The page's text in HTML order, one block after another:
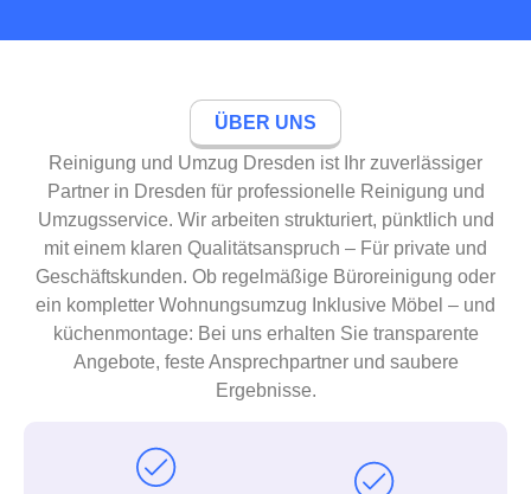
ÜBER UNS
Reinigung und Umzug Dresden ist Ihr zuverlässiger
Partner in Dresden für professionelle Reinigung und
Umzugsservice. Wir arbeiten strukturiert, pünktlich und
mit einem klaren Qualitätsanspruch – Für private und
Geschäftskunden. Ob regelmäßige Büroreinigung oder
ein kompletter Wohnungsumzug Inklusive Möbel – und
küchenmontage: Bei uns erhalten Sie transparente
Angebote, feste Ansprechpartner und saubere
Ergebnisse.